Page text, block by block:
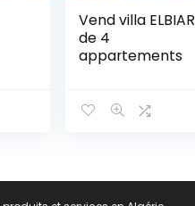
Vend villa ELBIAR
de 4
appartements